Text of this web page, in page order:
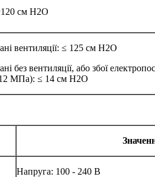
см H2O
вентиляції: ≤ 125 см H2O
без вентиляції, або збої
МПа): ≤ 14 см H2O
Напруга: 100 - 240 В